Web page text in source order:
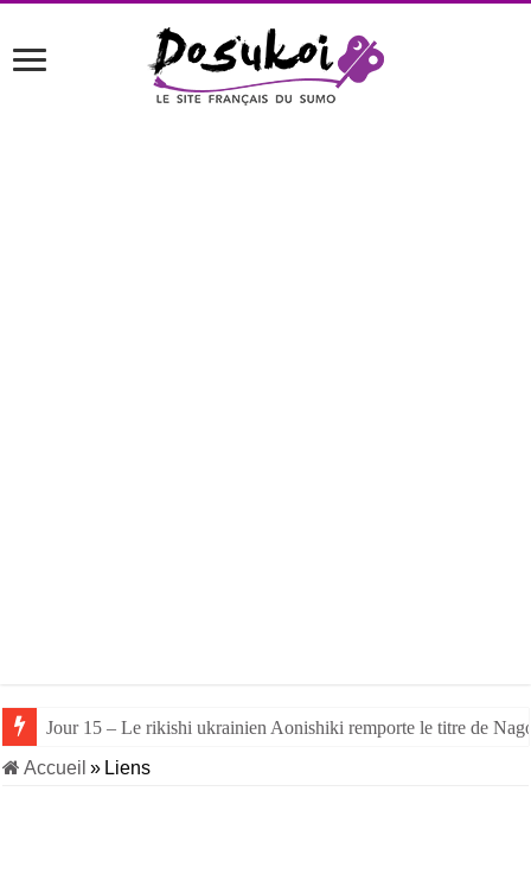
Jour 15 – Le rikishi ukrainien Aonishiki remporte le titre de
Accueil » Liens